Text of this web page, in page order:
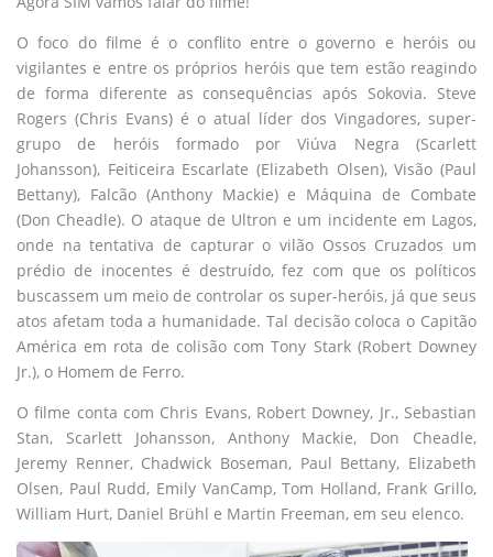
O foco do filme é o conflito entre o governo e heróis ou
vigilantes e entre os próprios heróis que tem estão reagindo
de forma diferente as consequências após Sokovia. Steve
Rogers (Chris Evans) é o atual líder dos Vingadores, super-
grupo de heróis formado por Viúva Negra (Scarlett
Johansson), Feiticeira Escarlate (Elizabeth Olsen), Visão (Paul
Bettany), Falcão (Anthony Mackie) e Máquina de Combate
(Don Cheadle). O ataque de Ultron e um incidente em Lagos,
onde na tentativa de capturar o vilão Ossos Cruzados um
prédio de inocentes é destruído, fez com que os políticos
buscassem um meio de controlar os super-heróis, já que seus
atos afetam toda a humanidade. Tal decisão coloca o Capitão
América em rota de colisão com Tony Stark (Robert Downey
Jr.), o Homem de Ferro.
O filme conta com Chris Evans, Robert Downey, Jr., Sebastian
Stan, Scarlett Johansson, Anthony Mackie, Don Cheadle,
Jeremy Renner, Chadwick Boseman, Paul Bettany, Elizabeth
Olsen, Paul Rudd, Emily VanCamp, Tom Holland, Frank Grillo,
William Hurt, Daniel Brühl e Martin Freeman, em seu elenco.